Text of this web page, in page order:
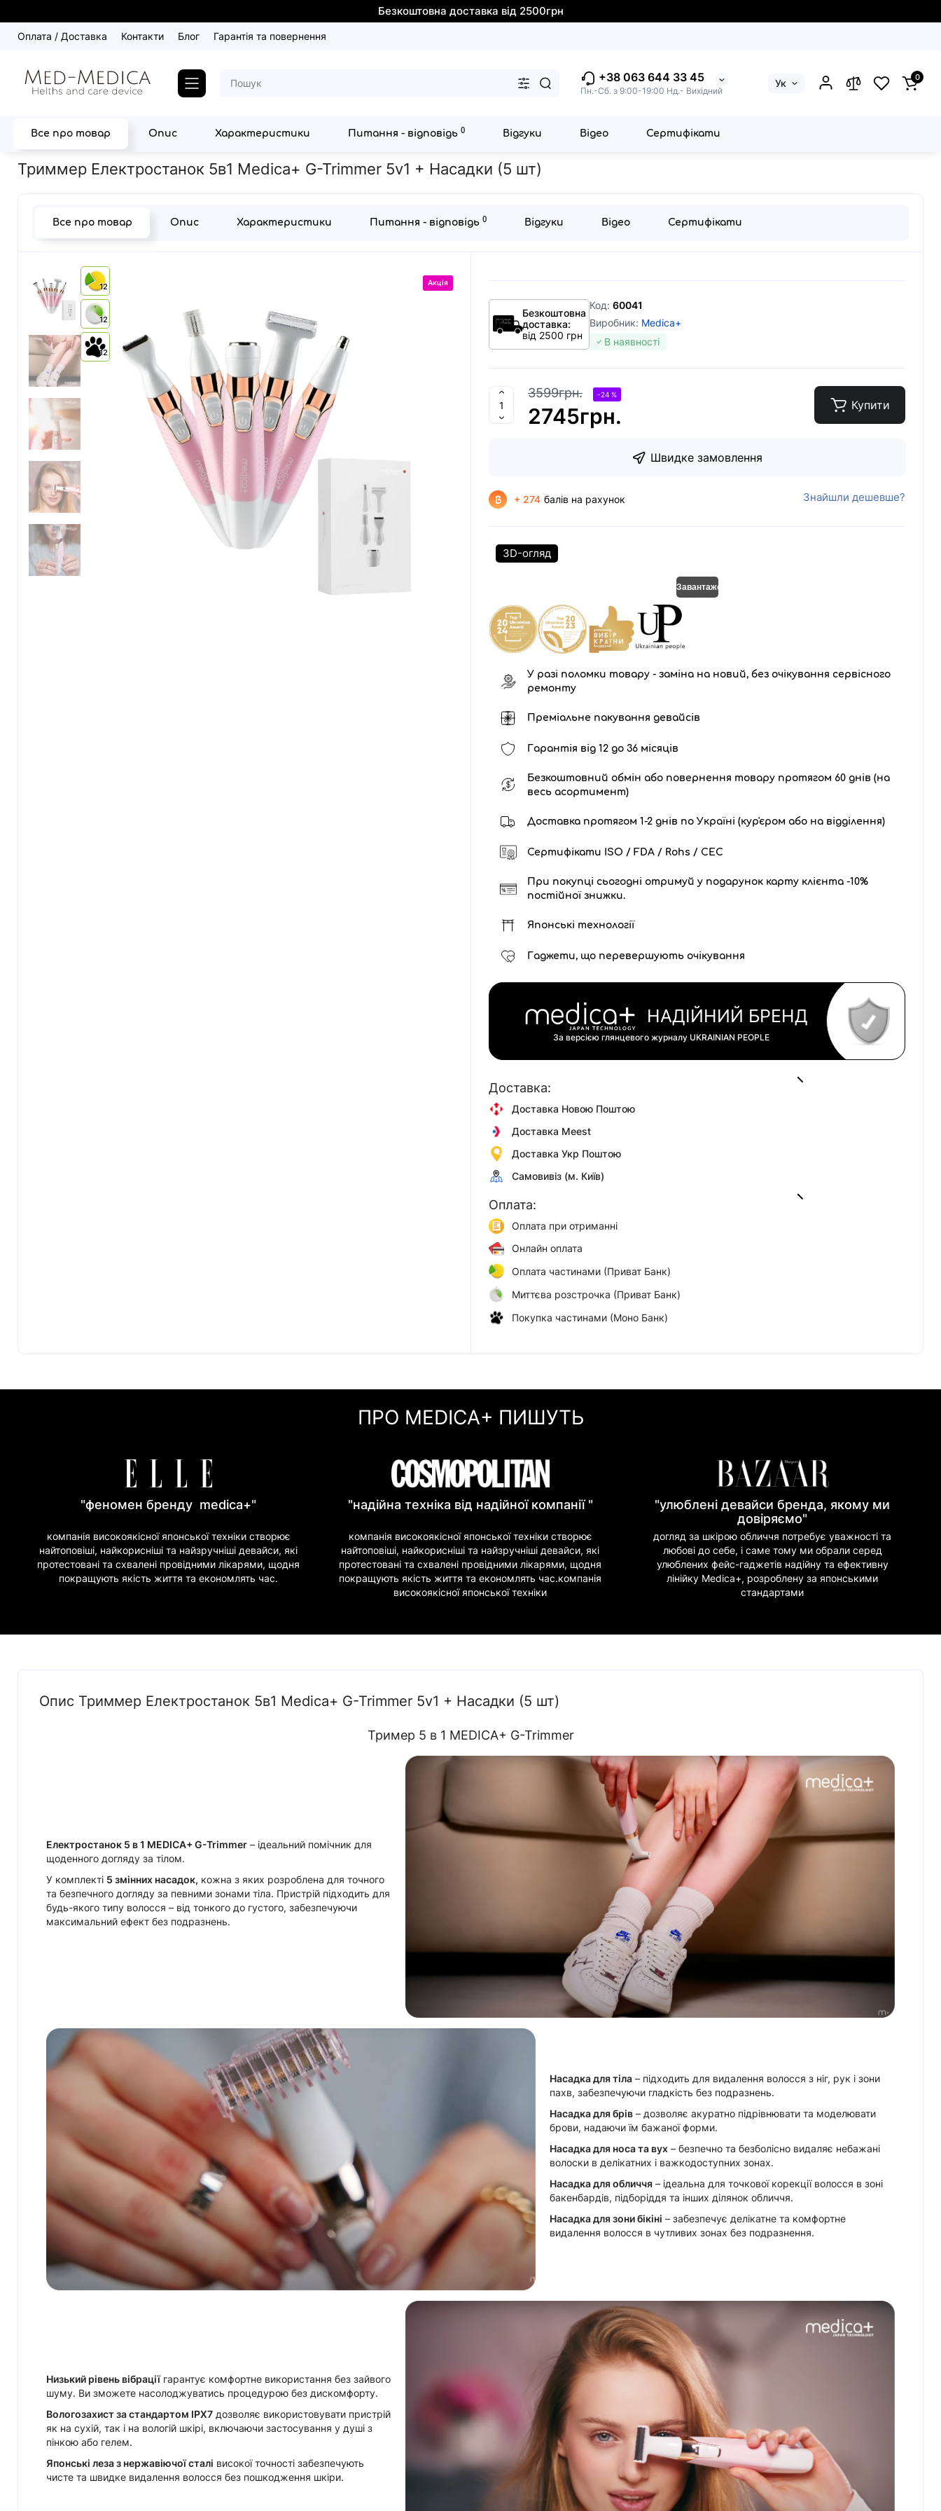
Безкоштовна доставка від 2500грн
Оплата / Доставка Контакти Блог Гарантія та повернення
+38 063 644 33 45
Пн.-Сб. з 9:00-19:00 Нд.- Вихідний
Ук 0
Все про товар Опис Характеристики Питання - відповідь 0 Відгуки Відео Сертифікати
Головна Догляд за шкірою Тримери Триммер Електростанок 5в1 Medica+ G-Trimmer 5v1 + Насадки (5 шт)
Триммер Електростанок 5в1 Medica+ G-Trimmer 5v1 + Насадки (5 шт)
Все про товар Опис Характеристики Питання - відповідь 0 Відгуки Відео Сертифікати
12
12
12
Акція
Безкоштовна
доставка:
від 2500 грн
Код: 60041
Виробник: Medica+
В наявності
3599грн. -24 %
2745грн. Купити
Швидке замовлення
+ 274 балів на рахунок Знайшли дешевше?
3D-огляд
Завантаження..
У разі поломки товару - заміна на новий, без очікування сервісного
ремонту
Преміальне пакування девайсів
Гарантія від 12 до 36 місяців
Безкоштовний обмін або повернення товару протягом 60 днів (на
весь асортимент)
Доставка протягом 1-2 днів по Україні (кур'єром або на відділення)
Сертифікати ISO / FDA / Rohs / CEC
При покупці сьогодні отримуй у подарунок карту клієнта -10%
постійної знижки.
Японські технології
Гаджети, що перевершують очікування
НАДІЙНИЙ БРЕНД
За версією глянцевого журналу UKRAINIAN PEOPLE
Доставка:
Доставка Новою Поштою
Доставка Meest
Доставка Укр Поштою
Самовивіз (м. Київ)
Оплата:
Оплата при отриманні
Онлайн оплата
Оплата частинами (Приват Банк)
Миттєва розстрочка (Приват Банк)
Покупка частинами (Моно Банк)
ПРО MEDICA+ ПИШУТЬ
"феномен бренду medica+"
компанія високоякісної японської техніки створює
найтоповіші, найкорисніші та найзручніші девайси, які
протестовані та схвалені провідними лікарями, щодня
покращують якість життя та економлять час.
"надійна техніка від надійної компанії "
компанія високоякісної японської техніки створює
найтоповіші, найкорисніші та найзручніші девайси, які
протестовані та схвалені провідними лікарями, щодня
покращують якість життя та економлять час.компанія
високоякісної японської техніки
"улюблені девайси бренда, якому ми
довіряємо"
догляд за шкірою обличчя потребує уважності та
любові до себе, і саме тому ми обрали серед
улюблених фейс-гаджетів надійну та ефективну
лінійку Medica+, розроблену за японськими
стандартами
Опис Триммер Електростанок 5в1 Medica+ G-Trimmer 5v1 + Насадки (5 шт)
Тример 5 в 1 MEDICA+ G-Trimmer
Електростанок 5 в 1 MEDICA+ G-Trimmer – ідеальний помічник для
щоденного догляду за тілом.
У комплекті 5 змінних насадок, кожна з яких розроблена для точного
та безпечного догляду за певними зонами тіла. Пристрій підходить для
будь-якого типу волосся – від тонкого до густого, забезпечуючи
максимальний ефект без подразнень.
Насадка для тіла– підходить для видалення волосся з ніг, рук і зони
пахв, забезпечуючи гладкість без подразнень.
Насадка для брів– дозволяє акуратно підрівнювати та моделювати
брови, надаючи їм бажаної форми.
Насадка для носа та вух– безпечно та безболісно видаляє небажані
волоски в делікатних і важкодоступних зонах.
Насадка для обличчя– ідеальна для точкової корекції волосся в зоні
бакенбардів, підборіддя та інших ділянок обличчя.
Насадка для зони бікіні – забезпечує делікатне та комфортне
видалення волосся в чутливих зонах без подразнення.
Низький рівень вібраціїгарантує комфортне використання без зайвого
шуму. Ви зможете насолоджуватись процедурою без дискомфорту.
Вологозахист за стандартом IPX7 дозволяє використовувати пристрій
як на сухій, так і на вологій шкірі, включаючи застосування у душі з
пінкою або гелем.
Японські леза з нержавіючої сталі високої точності забезпечують
чисте та швидке видалення волосся без пошкодження шкіри.